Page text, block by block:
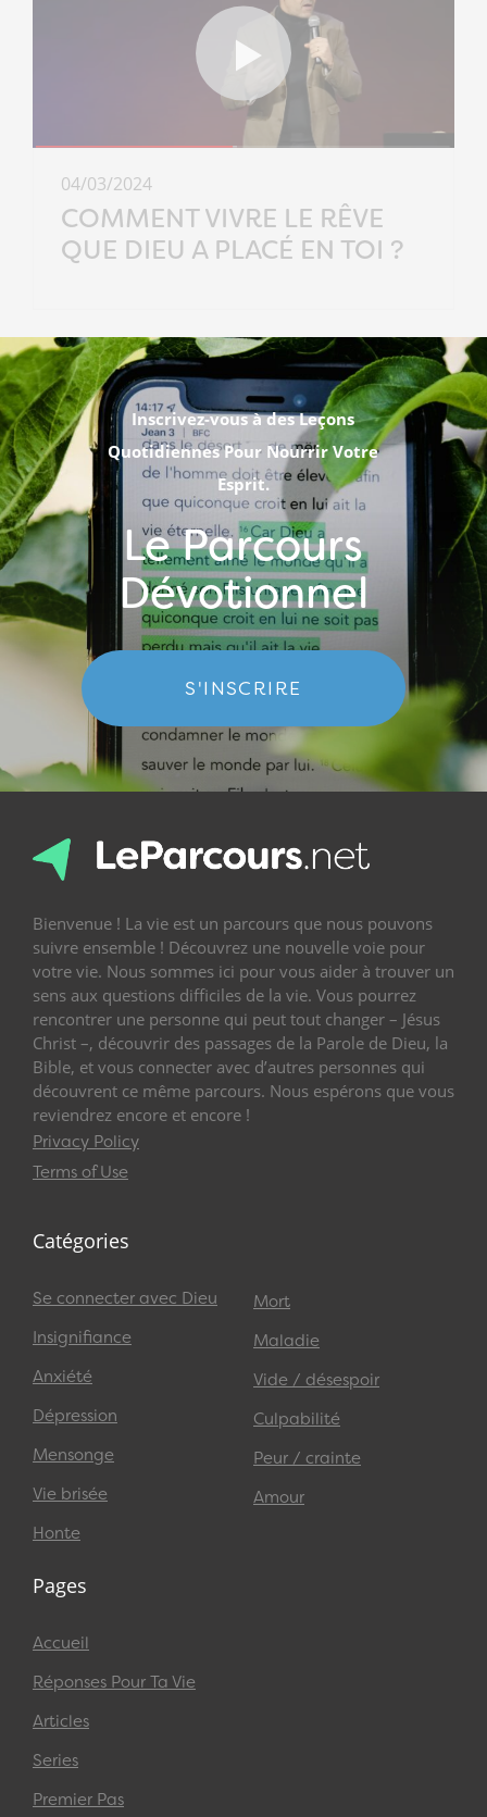
04/03/2024
COMMENT VIVRE LE RÊVE
QUE DIEU A PLACÉ EN TOI ?
Inscrivez-vous à des Leçons
Quotidiennes Pour Nourrir Votre
Esprit.
Le Parcours
Dévotionnel
S'INSCRIRE
Bienvenue ! La vie est un parcours que nous pouvons
suivre ensemble ! Découvrez une nouvelle voie pour
votre vie. Nous sommes ici pour vous aider à trouver un
sens aux questions difficiles de la vie. Vous pourrez
rencontrer une personne qui peut tout changer – Jésus
Christ –, découvrir des passages de la Parole de Dieu, la
Bible, et vous connecter avec d’autres personnes qui
découvrent ce même parcours. Nous espérons que vous
reviendrez encore et encore !
Privacy Policy
Terms of Use
Catégories
Se connecter avec Dieu
Insignifiance
Anxiété
Dépression
Mensonge
Vie brisée
Honte
Mort
Maladie
Vide / désespoir
Culpabilité
Peur / crainte
Amour
Pages
Accueil
Réponses Pour Ta Vie
Articles
Series
Premier Pas